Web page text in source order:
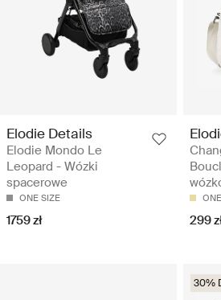
Elodie Details
Elodie Mondo Le
Leopard - Wózki
spacerowe
ONE SIZE
1759 zł 299
30%